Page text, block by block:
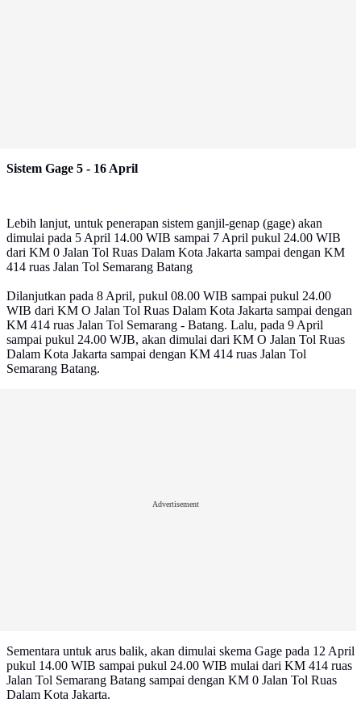
Sistem Gage 5 - 16 April
Lebih lanjut, untuk penerapan sistem ganjil-genap (gage) akan
dimulai pada 5 April 14.00 WIB sampai 7 April pukul 24.00 WIB
dari KM 0 Jalan Tol Ruas Dalam Kota Jakarta sampai dengan KM
414 ruas Jalan Tol Semarang Batang
Dilanjutkan pada 8 April, pukul 08.00 WIB sampai pukul 24.00
WIB dari KM O Jalan Tol Ruas Dalam Kota Jakarta sampai dengan
KM 414 ruas Jalan Tol Semarang - Batang. Lalu, pada 9 April
sampai pukul 24.00 WJB, akan dimulai dari KM O Jalan Tol Ruas
Dalam Kota Jakarta sampai dengan KM 414 ruas Jalan Tol
Semarang Batang.
Advertisement
Sementara untuk arus balik, akan dimulai skema Gage pada 12 April
pukul 14.00 WIB sampai pukul 24.00 WIB mulai dari KM 414 ruas
Jalan Tol Semarang Batang sampai dengan KM 0 Jalan Tol Ruas
Dalam Kota Jakarta.